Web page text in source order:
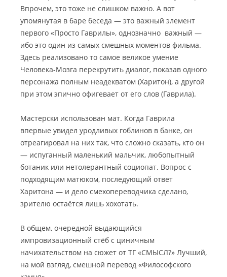
Впрочем, это тоже не слишком важно. А вот
упомянутая в баре беседа — это важный элемент
первого «Просто Гаврилы», однозначно важный —
ибо это один из самых смешных моментов фильма.
Здесь реализовано то самое великое умение
Человека-Мозга перекрутить диалог, показав одного
персонажа полным неадекватом (Харитон), а другой
при этом эпично офигевает от его слов (Гаврила).
Мастерски использован мат. Когда Гаврила
впервые увидел уродливых гоблинов в банке, он
отреагировал на них так, что сложно сказать, кто он
— испуганный маленький мальчик, любопытный
ботаник или нетолерантный социопат. Вопрос с
подходящим матюком, последующий ответ
Харитона — и дело смехопереводчика сделано,
зрителю остаётся лишь хохотать.
В общем, очередной выдающийся
импровизационный стёб с циничным
начихательством на сюжет от ТГ «СМЫСЛ?» Лучший,
на мой взгляд, смешной перевод «Философского